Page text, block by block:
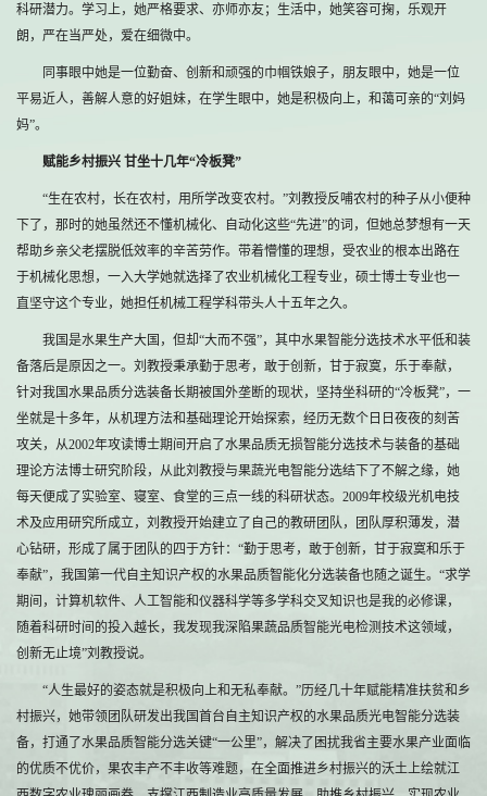
科研潜力。学习上，她严格要求、亦师亦友；生活中，她笑容可掬，乐观开
朗，严在当严处，爱在细微中。
同事眼中她是一位勤奋、创新和顽强的巾帼铁娘子，朋友眼中，她是一位
平易近人，善解人意的好姐妹，在学生眼中，她是积极向上，和蔼可亲的“刘妈
妈”。
赋能乡村振兴 甘坐十几年“冷板凳”
“生在农村，长在农村，用所学改变农村。”刘教授反哺农村的种子从小便种
下了，那时的她虽然还不懂机械化、自动化这些“先进”的词，但她总梦想有一天
帮助乡亲父老摆脱低效率的辛苦劳作。带着懵懂的理想，受农业的根本出路在
于机械化思想，一入大学她就选择了农业机械化工程专业，硕士博士专业也一
直坚守这个专业，她担任机械工程学科带头人十五年之久。
我国是水果生产大国，但却“大而不强”，其中水果智能分选技术水平低和装
备落后是原因之一。刘教授秉承勤于思考，敢于创新，甘于寂寞，乐于奉献，
针对我国水果品质分选装备长期被国外垄断的现状，坚持坐科研的“冷板凳”，一
坐就是十多年，从机理方法和基础理论开始探索，经历无数个日日夜夜的刻苦
攻关，从2002年攻读博士期间开启了水果品质无损智能分选技术与装备的基础
理论方法博士研究阶段，从此刘教授与果蔬光电智能分选结下了不解之缘，她
每天便成了实验室、寝室、食堂的三点一线的科研状态。2009年校级光机电技
术及应用研究所成立，刘教授开始建立了自己的教研团队，团队厚积薄发，潜
心钻研，形成了属于团队的四于方针：“勤于思考，敢于创新，甘于寂寞和乐于
奉献”，我国第一代自主知识产权的水果品质智能化分选装备也随之诞生。“求学
期间，计算机软件、人工智能和仪器科学等多学科交叉知识也是我的必修课，
随着科研时间的投入越长，我发现我深陷果蔬品质智能光电检测技术这领域，
创新无止境”刘教授说。
“人生最好的姿态就是积极向上和无私奉献。”历经几十年赋能精准扶贫和乡
村振兴，她带领团队研发出我国首台自主知识产权的水果品质光电智能分选装
备，打通了水果品质智能分选关键“一公里”，解决了困扰我省主要水果产业面临
的优质不优价，果农丰产不丰收等难题，在全面推进乡村振兴的沃土上绘就江